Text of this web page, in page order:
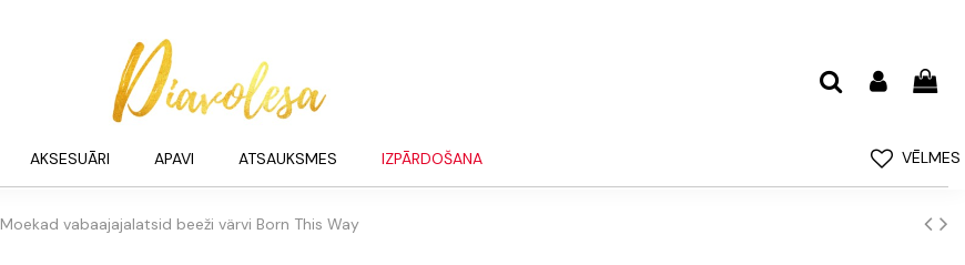
AKSESUĀRI APAVI ATSAUKSMES IZPĀRDOŠANA VĒLMES
Moekad vabaajajalatsid beeži värvi Born This Way